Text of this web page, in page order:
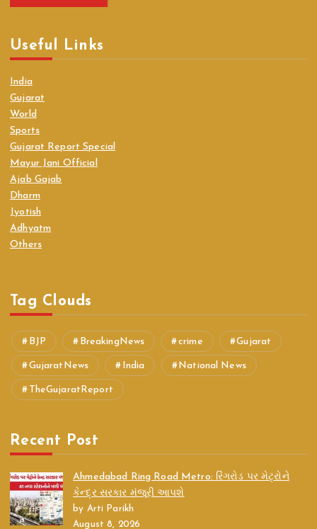
Useful Links
India
Gujarat
World
Sports
Gujarat Report Special
Mayur Jani Official
Ajab Gajab
Dharm
Jyotish
Adhyatm
Others
Tag Clouds
BJP BreakingNews crime Gujarat
GujaratNews India National News
TheGujaratReport
Recent Post
Ahmedabad Ring Road Metro: રિંગરોડ પર મેટ્રોને
કેન્દ્ર સરકાર મંજૂરી આપશે
by Arti Parikh
August 8, 2026